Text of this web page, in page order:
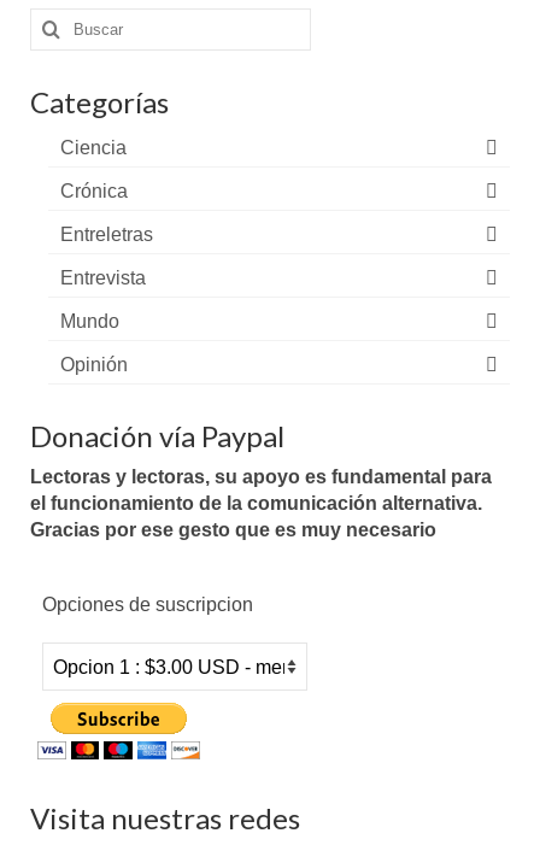
Buscar
por:
Categorías
Ciencia
Crónica
Entreletras
Entrevista
Mundo
Opinión
Donación vía Paypal
Lectoras y lectoras, su apoyo es fundamental para
el funcionamiento de la comunicación alternativa.
Gracias por ese gesto que es muy necesario
Opciones de suscripcion
Visita nuestras redes